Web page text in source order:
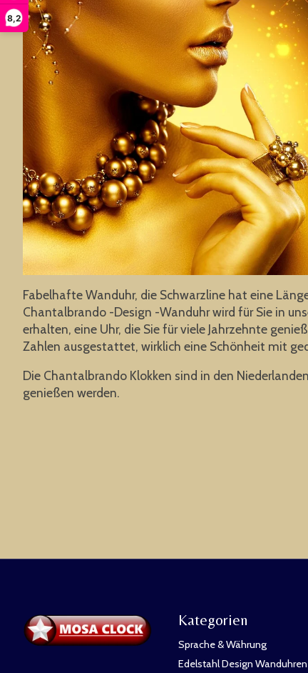
8,2
Fabelhafte Wanduhr, die Schwarzline hat eine
Chantalbrando -Design -Wanduhr wird für Sie in
erhalten, eine Uhr, die Sie für viele Jahrzehnte
Zahlen ausgestattet, wirklich eine Schönheit mit
Die Chantalbrando Klokken sind in den
genießen werden.
Kategorien
Sprache & Währung
Edelstahl Design Wanduhren